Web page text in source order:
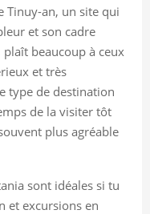
Tinuy-an, un site qui
et son cadre
beaucoup à ceux
et très
type de destination
de la visiter tôt
plus agréable
sont idéales si tu
et excursions en